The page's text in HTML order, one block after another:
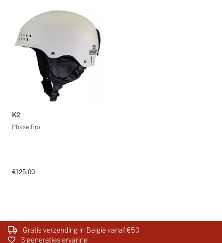
K2
Phase Pro
€125.00
Gratis verzending in België vanaf €50
3 generaties ervaring